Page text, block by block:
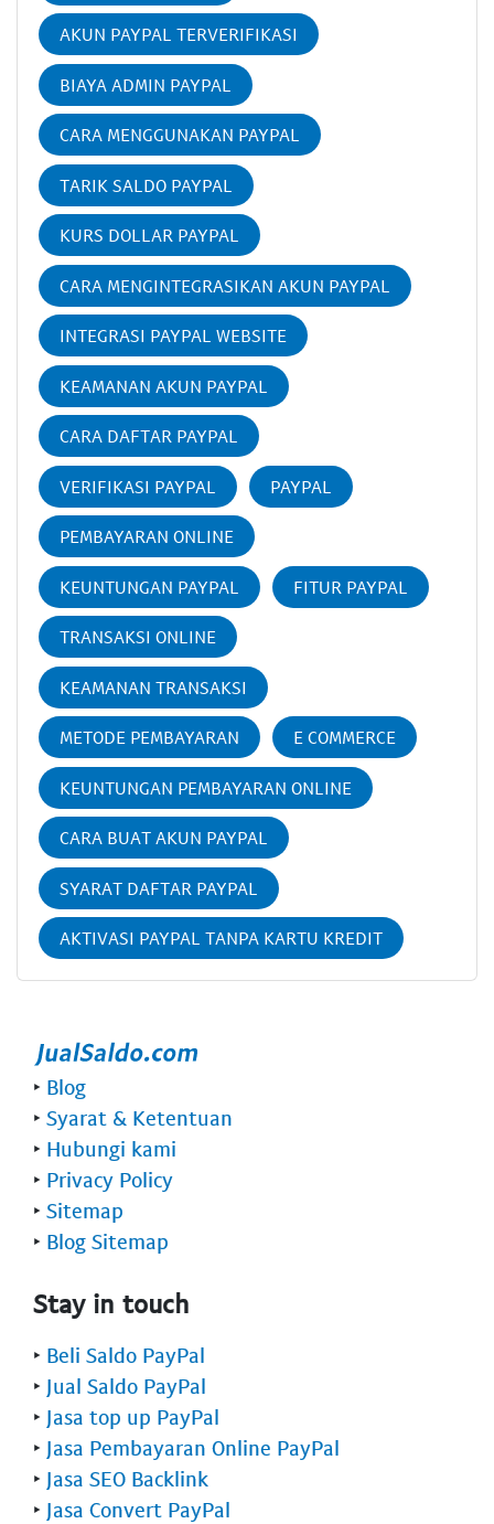
AKUN PAYPAL TERVERIFIKASI
BIAYA ADMIN PAYPAL
CARA MENGGUNAKAN PAYPAL
TARIK SALDO PAYPAL
KURS DOLLAR PAYPAL
CARA MENGINTEGRASIKAN AKUN PAYPAL
INTEGRASI PAYPAL WEBSITE
KEAMANAN AKUN PAYPAL
CARA DAFTAR PAYPAL
VERIFIKASI PAYPAL PAYPAL
PEMBAYARAN ONLINE
KEUNTUNGAN PAYPAL FITUR PAYPAL
TRANSAKSI ONLINE
KEAMANAN TRANSAKSI
METODE PEMBAYARAN E COMMERCE
KEUNTUNGAN PEMBAYARAN ONLINE
CARA BUAT AKUN PAYPAL
SYARAT DAFTAR PAYPAL
AKTIVASI PAYPAL TANPA KARTU KREDIT
‣ Blog
‣ Syarat & Ketentuan
‣ Hubungi kami
‣ Privacy Policy
‣ Sitemap
‣ Blog Sitemap
Stay in touch
‣ Beli Saldo PayPal
‣ Jual Saldo PayPal
‣ Jasa top up PayPal
‣ Jasa Pembayaran Online PayPal
‣ Jasa SEO Backlink
‣ Jasa Convert PayPal